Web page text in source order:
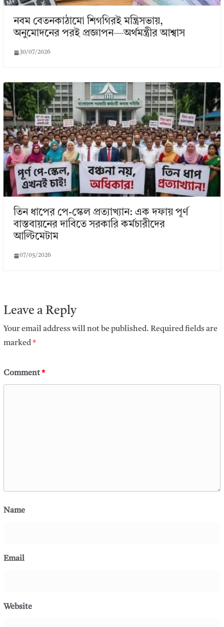
নবম বেতনকাঠামো শিগগিরই মন্ত্রিসভায়,
অনুমোদনের পরই প্রজ্ঞাপন—অর্থমন্ত্রীর আশ্বাস
30/07/2026
তিন ধাপের পে-স্কেল প্রত্যাখ্যান: এক দফায় পূর্ণ
বাস্তবায়নের দাবিতে সরকারি কর্মচারীদের
আল্টিমেটাম
07/05/2026
Leave a Reply
Your email address will not be published. Required fields are
marked*
Comment*
Name
Email
Website